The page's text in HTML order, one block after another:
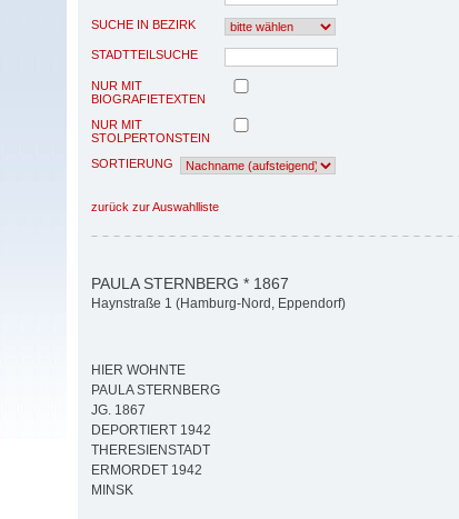
SUCHE IN BEZIRK
STADTTEILSUCHE
NUR MIT
BIOGRAFIETEXTEN
NUR MIT
STOLPERTONSTEIN
SORTIERUNG
zurück zur Auswahlliste
PAULA STERNBERG * 1867
Haynstraße 1 (Hamburg-Nord, Eppendorf)
HIER WOHNTE
PAULA STERNBERG
JG. 1867
DEPORTIERT 1942
THERESIENSTADT
ERMORDET 1942
MINSK